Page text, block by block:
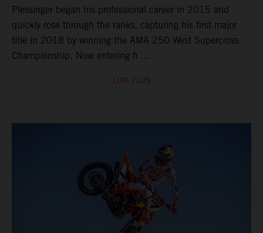
Plessinger began his professional career in 2015 and
quickly rose through the ranks, capturing his first major
title in 2018 by winning the AMA 250 West Supercross
Championship. Now entering h ...
LIRE PLUS